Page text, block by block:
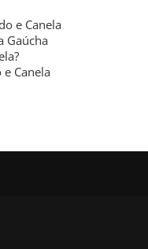
e Canela
Gaúcha
Canela